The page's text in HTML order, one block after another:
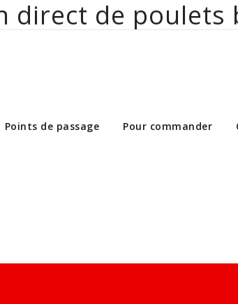
direct de poulets
bio aux particuliers et
Points de passage Pour commander